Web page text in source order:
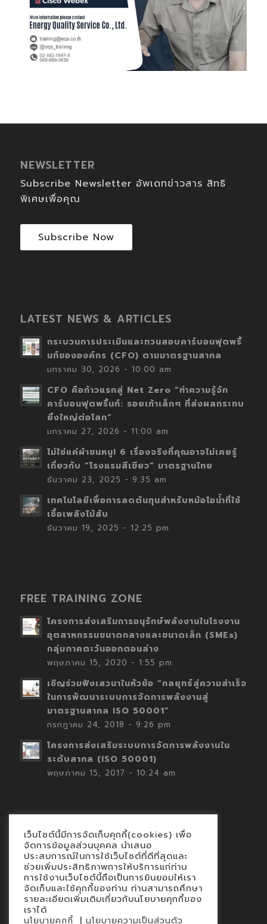
NEWSLETTER
Subscribe Newsletter อัพเดทข่าวสาร สิทธิ
พิเศษเพื่อคุณ
Subscribe Now
LATEST NEWS & ARTICLES
กระบวนการประเมินและทวนสอบคาร์บอนฟุตพริ้
นท์ขององค์กร (CFO) ตามมาตรฐานสากล
มกราคม 30, 2026 - 10:00 am
CFO คือก้าวแรกสู่ Net Zero “ทำความรู้จัก
คาร์บอนฟุตพริ้นท์: รอยเท้าเล็กๆ ที่ส่งผลกระทบ
ยิ่งใหญ่ต่อโลก”
มกราคม 27, 2026 - 11:00 am
ไม่ใช่แค่ผ้าขนหนู! 6 เรื่องจริงที่คุณอาจไม่เคยรู้
เกี่ยวกับ “โรงแรมสีเขียว” มาตรฐานไทย
ธันวาคม 23, 2025 - 9:35 am
เทคโนโลยีเพื่อการลดต้นทุนสำหรับหม้อไอน้ำที่ใช้
เชื้อเพลิงไม้สับ
ธันวาคม 19, 2025 - 12:25 pm
FREE TRAINING ZONE
โครงการส่งเสริมการอนุรักษ์พลังงานในโรงงาน
อุตสาหกรรมขนาดกลางและขนาดเล็ก (SMEs)
กลุ่มภาคตะวันออกตอนล่าง
พฤษภาคม 15, 2020 - 1:55 pm
เชิญร่วมฟังเสวนาในหัวข้อ “กลยุทธ์สู่ความสำเร็จ
ในการพัฒนาระบบการจัดการพลังงานสู่
มาตรฐานสากล ISO 50001”
กรกฎาคม 24, 2018 - 9:26 pm
โครงการส่งเสริมระบบการจัดการพลังงานใน
ระดับสากล (ISO 50001)
พฤษภาคม 15, 2017 - 10:24 am
Contact
นโยบายคุกกี้
นโยบายข้อมูลส่วนบุคคล
เว็บไซต์นี้มีการจัดเก็บคุกกี้(cookies) เพื่อ
จัดการข้อมูลส่วนบุคคล นำเสนอ
ประสบการณ์ในการใช้เว็บไซต์ที่ดีที่สุดและ
ช่วยเพิ่มประสิทธิภาพการให้บริการแก่ท่าน
การใช้งานเว็บไซต์นี้ถือเป็นการยินยอมให้เรา
จัดเก็บและใช้คุกกี้ของท่าน ท่านสามารถศึกษา
รายละเอียดเพิ่มเติมเกี่ยวกับนโยบายคุกกี้ของ
เราได้
นโยบายคุกกี้ | นโยบายความเป็นส่วนตัว